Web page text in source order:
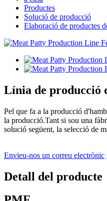
Productes
Solució de producció
Elaboració de productes
Línia de producció
Pel que fa a la producció
la producció.Tant si sou una
solució següent, la selecció de
Envieu-nos un correu electrònic
Detall del producte